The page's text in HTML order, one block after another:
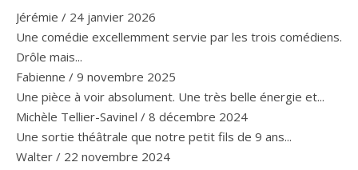
Jérémie / 24 janvier 2026
Une comédie excellemment servie par les trois comédiens.
Drôle mais...
Fabienne / 9 novembre 2025
Une pièce à voir absolument. Une très belle énergie et...
Michèle Tellier-Savinel / 8 décembre 2024
Une sortie théâtrale que notre petit fils de 9 ans...
Walter / 22 novembre 2024